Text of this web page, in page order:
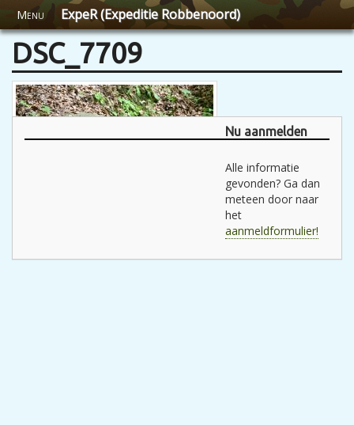
Menu ExpeR (Expeditie Robbenoord)
DSC_7709
Nu aanmelden
Alle informatie
gevonden? Ga dan
meteen door naar
het
aanmeldformulier!